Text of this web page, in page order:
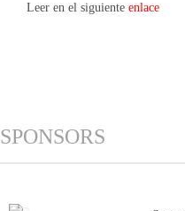
Leer en el siguiente enlace
SPONSORS